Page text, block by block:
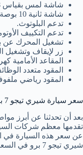
شاشة لمس بقياس 8 بوصة.
شاشة ثانية 10 بوصة تدعم آبل كار بلاي، وأندرويد أوتو.
تدعم البلوتوث.
تدعم التكييف
تشغيل المحرك عن
زر لإيقاف وتشغيل
المقاعد الأمامية
المقود متعدد
المقود رياضي
سعر سيارة شيري تيجو 7 برو موديل 2022 في السعودية
تقدمها معظم شركات
عن سعر هذه السيارة في
شيري تيجو 7 برو في السعودية بكافة فئاتها: